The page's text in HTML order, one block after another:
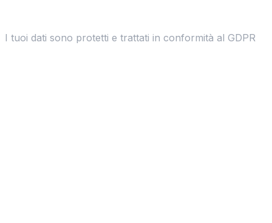
I tuoi dati sono protetti e trattati in conformità al GDPR